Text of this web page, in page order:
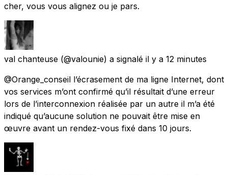
cher, vous vous alignez ou je pars.
val chanteuse (@valounie) a signalé il y a 12 minutes
@Orange_conseil l’écrasement de ma ligne Internet, dont
vos services m’ont confirmé qu’il résultait d’une erreur
lors de l’interconnexion réalisée par un autre il m’a été
indiqué qu’aucune solution ne pouvait être mise en
œuvre avant un rendez-vous fixé dans 10 jours.